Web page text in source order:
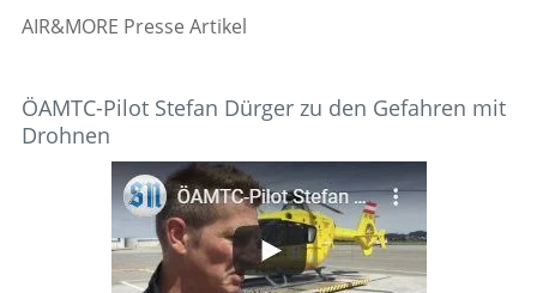
AIR&MORE Presse Artikel
ÖAMTC-Pilot Stefan Dürger zu den Gefahren mit
Drohnen